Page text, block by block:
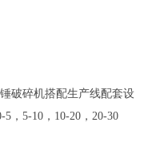
破碎机搭配生产线配套设
，5-10，10-20，20-30